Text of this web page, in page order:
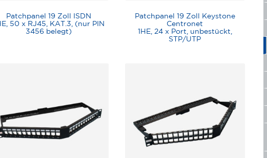
Patchpanel 19 Zoll ISDN
50 x RJ45, KAT.3, (nur PIN
3456 belegt)
Patchpanel 19 Zoll Keystone
Centronet
1HE, 24 x Port, unbestückt,
STP/UTP